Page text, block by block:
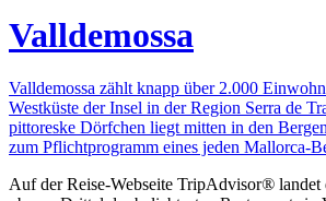
Valldemossa
Valldemossa zählt knapp über 2.000
Westküste der Insel in der Region Serra de
pittoreske Dörfchen liegt mitten in den
zum Pflichtprogramm eines jeden Mallorca-
Auf der Reise-Webseite TripAdvisor® landet